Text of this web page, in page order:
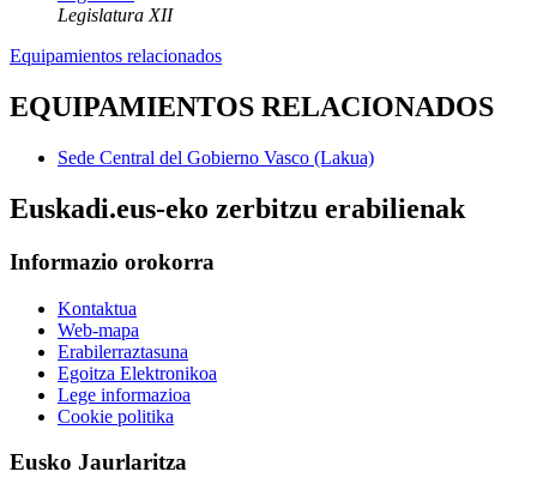
Legislatura XII
Equipamientos relacionados
EQUIPAMIENTOS RELACIONADOS
Sede Central del Gobierno Vasco (Lakua)
Euskadi.eus-eko zerbitzu erabilienak
Informazio orokorra
Kontaktua
Web-mapa
Erabilerraztasuna
Egoitza Elektronikoa
Lege informazioa
Cookie politika
Eusko Jaurlaritza